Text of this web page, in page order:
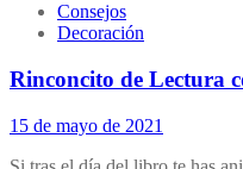
Consejos
Decoración
Rinconcito de Lectura
15 de mayo de 2021